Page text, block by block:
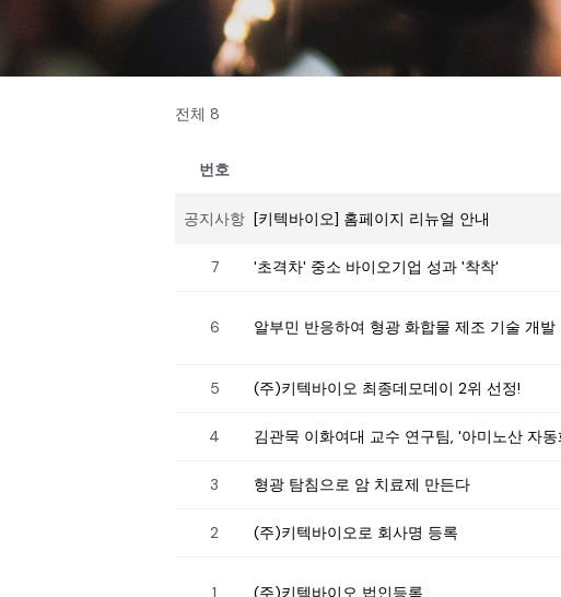
전체 8
번호
공지사항 [키텍바이오] 홈페이지 리뉴얼 안내
7 '초격차' 중소 바이오기업 성과 '착착'
6 알부민 반응하여 형광 화합물 제조 기술 개발
5 (주)키텍바이오 최종데모데이 2위 선정!
4 김관묵 이화여대 교수 연구팀, '아미노산 자
3 형광 탐침으로 암 치료제 만든다
2 (주)키텍바이오로 회사명 등록
1 (주)키텍바이오 법인등록